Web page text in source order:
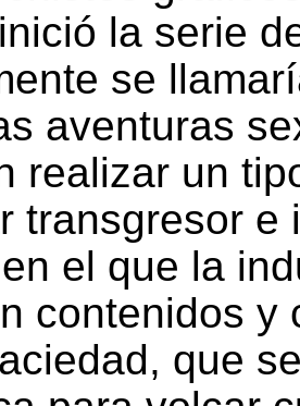
la serie
se
aventuras
realizar un
transgresor
el que la
contenidos y
que